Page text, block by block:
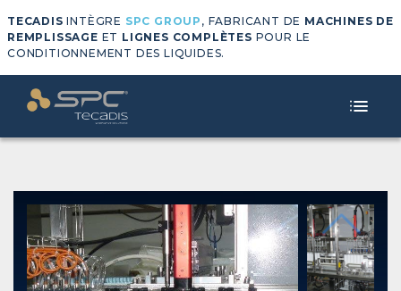
TECADIS INTÈGRE SPC GROUP , FABRICANT DE MACHINES DE
REMPLISSAGE ET LIGNES COMPLÈTES POUR LE
CONDITIONNEMENT DES LIQUIDES.